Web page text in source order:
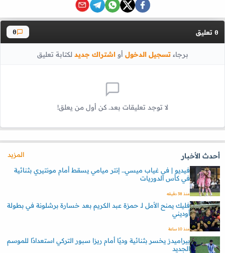
0 تعليق 0
برجاءتسجيل الدخول أواشتراك جديد لكتابة تعليق
لا توجد تعليقات بعد. كن أول من يعلق!
أحدث الأخبار
المزيد
فيديو | في غياب ميسي.. إنتر ميامي يسقط أمام مونتيري بثنائية
في كأس الدوريات
منذ 38 دقيقه
فليك يمنح الأمل لـ حمزة عبد الكريم بعد خسارة برشلونة في بطولة
أوديني
منذ 10 ساعة
بيراميدز يخسر بثنائية وديًا أمام ريزا سبور التركي استعدادًا للموسم
الجديد